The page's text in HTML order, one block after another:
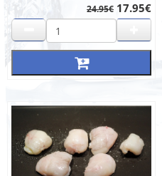
24.95€ 17.95€